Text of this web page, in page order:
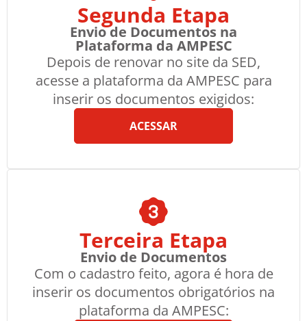
Segunda Etapa
Envio de Documentos na
Plataforma da AMPESC
Depois de renovar no site da SED,
acesse a plataforma da AMPESC para
inserir os documentos exigidos:
ACESSAR
Terceira Etapa
Envio de Documentos
Com o cadastro feito, agora é hora de
inserir os documentos obrigatórios na
plataforma da AMPESC: